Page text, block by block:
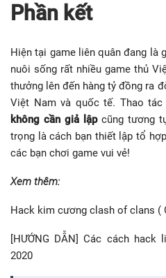
Phần kết
Hiện tại game liên quân đang là
nuôi sống rất nhiều game thủ
thưởng lên đến hàng tỷ đồng ra
Việt Nam và quốc tế. Thao tác
không cần giả lậpcũng tương
trọng là cách bạn thiết lập tổ
các bạn chơi game vui vẻ!
Xem thêm:
Hack kim cương clash of clans (
[HƯỚNG DẪN] Các cách hack
2020